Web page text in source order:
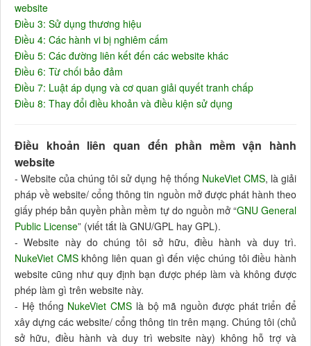
website
Điều 3: Sử dụng thương hiệu
Điều 4: Các hành vi bị nghiêm cấm
Điều 5: Các đường liên kết đến các website khác
Điều 6: Từ chối bảo đảm
Điều 7: Luật áp dụng và cơ quan giải quyết tranh chấp
Điều 8: Thay đổi điều khoản và điều kiện sử dụng
Điều khoản liên quan đến phần mềm vận hành
website
- Website của chúng tôi sử dụng hệ thống NukeViet CMS, là giải
pháp về website/ cổng thông tin nguồn mở được phát hành theo
giấy phép bản quyền phần mềm tự do nguồn mở “GNU General
Public License” (viết tắt là GNU/GPL hay GPL).
- Website này do chúng tôi sở hữu, điều hành và duy trì.
NukeViet CMSkhông liên quan gì đến việc chúng tôi điều hành
website cũng như quy định bạn được phép làm và không được
phép làm gì trên website này.
- Hệ thống NukeViet CMS là bộ mã nguồn được phát triển để
xây dựng các website/ cổng thông tin trên mạng. Chúng tôi (chủ
sở hữu, điều hành và duy trì website này) không hỗ trợ và